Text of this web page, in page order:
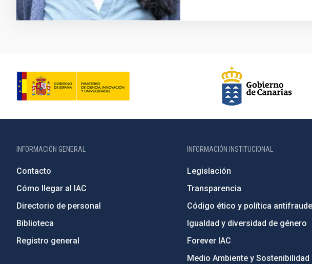
INFORMACIÓN GENERAL
Contacto
Cómo llegar al IAC
Directorio de personal
Biblioteca
Registro general
INFORMACIÓN INSTITUCIONAL
Legislación
Transparencia
Código ético y política antifraude
Igualdad y diversidad de género
Forever IAC
Medio Ambiente y Sostenibilidad